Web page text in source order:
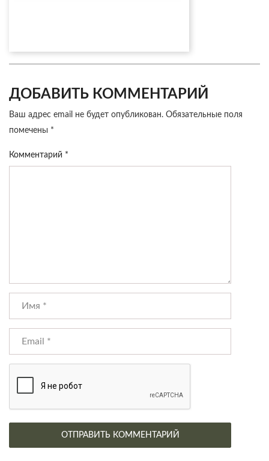
ДОБАВИТЬ КОММЕНТАРИЙ
Ваш адрес email не будет опубликован. Обязательные поля
помечены *
Комментарий *